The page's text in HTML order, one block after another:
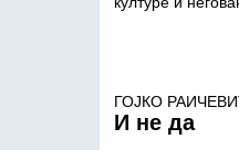
ГОЈКО
И не да